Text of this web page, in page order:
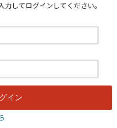
してログインしてください。